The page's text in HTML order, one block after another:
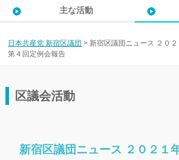
主な活動
日本共産党 新宿区議団 > 新宿区議団ニュース ２０
第４回定例会報告
区議会活動
新宿区議団ニュース ２０２１